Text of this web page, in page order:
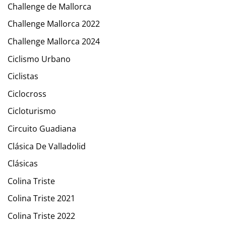
Challenge de Mallorca
Challenge Mallorca 2022
Challenge Mallorca 2024
Ciclismo Urbano
Ciclistas
Ciclocross
Cicloturismo
Circuito Guadiana
Clásica De Valladolid
Clásicas
Colina Triste
Colina Triste 2021
Colina Triste 2022